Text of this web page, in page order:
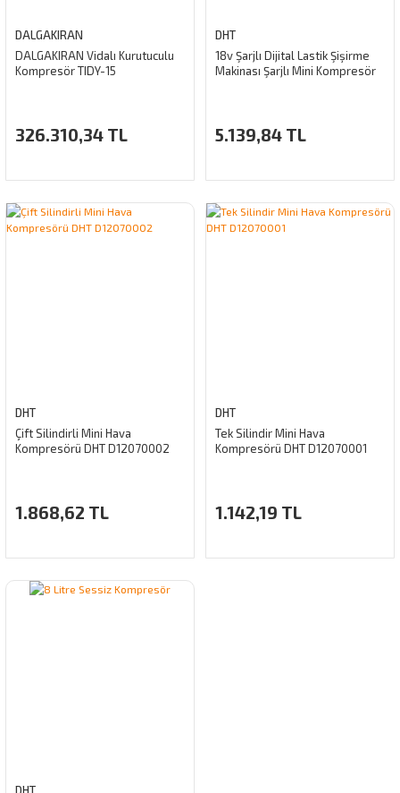
DALGAKIRAN
DALGAKIRAN Vidalı Kurutuculu
Kompresör TIDY-15
326.310,34 TL
DHT
18v Şarjlı Dijital Lastik Şişirme
Makinası Şarjlı Mini Kompresör
5.139,84 TL
DHT
Çift Silindirli Mini Hava
Kompresörü DHT D12070002
1.868,62 TL
DHT
Tek Silindir Mini Hava
Kompresörü DHT D12070001
1.142,19 TL